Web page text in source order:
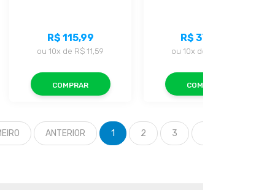
R$ 115,99
ou 10x de R$ 11,59
COMPRAR
R$ 377,99
ou 10x de
COMPRAR
ANTERIOR 1 2 3